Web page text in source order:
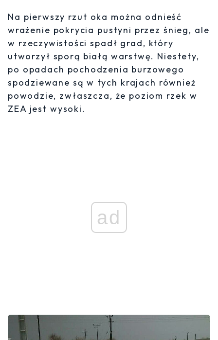
Na pierwszy rzut oka można odnieść
wrażenie pokrycia pustyni przez śnieg, ale
w rzeczywistości spadł grad, który
utworzył sporą białą warstwę. Niestety,
po opadach pochodzenia burzowego
spodziewane są w tych krajach również
powodzie, zwłaszcza, że poziom rzek w
ZEA jest wysoki.
ad